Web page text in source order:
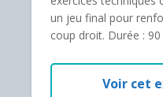
un jeu final pour
coup droit. Durée :
Voir cet